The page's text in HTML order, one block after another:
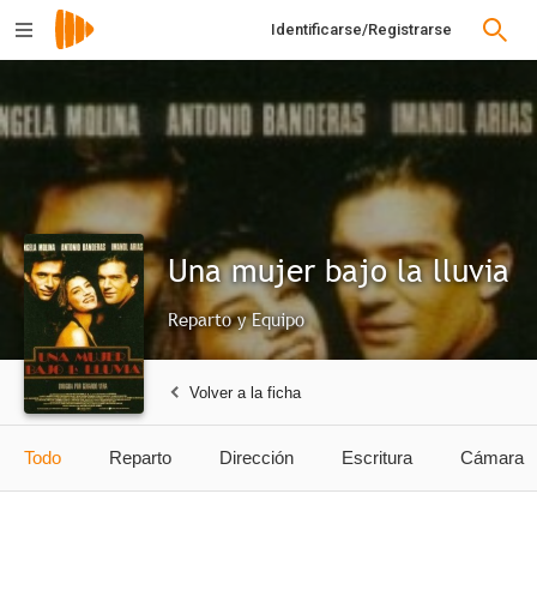
Identificarse/Registrarse
Una mujer bajo la lluvia
Reparto y Equipo
Volver a la ficha
Todo Reparto Dirección Escritura Cámara